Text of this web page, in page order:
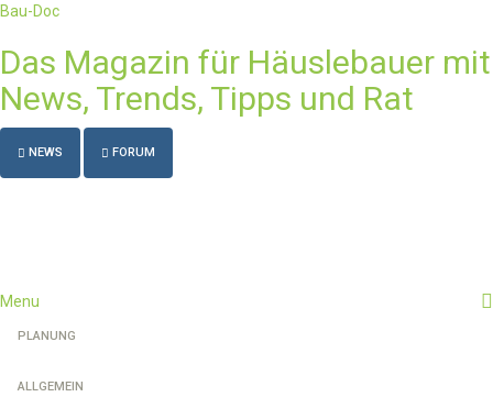
Bau-Doc
Das Magazin für Häuslebauer mit
News, Trends, Tipps und Rat
NEWS FORUM
Menu
PLANUNG
ALLGEMEIN